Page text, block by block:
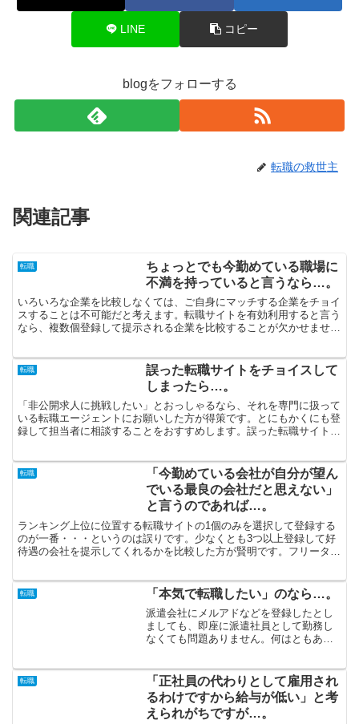
LINE コピー
blogをフォローする
転職の救世主
関連記事
転職
ちょっとでも今勤めている職場に
不満を持っていると言うなら…。
いろいろな企業を比較しなくては、ご自身にマッチする企業をチョイ
スすることは不可能だと考えます。転職サイトを有効利用すると言う
なら、複数個登録して提示される企業を比較することが欠かせませ
転職
誤った転職サイトをチョイスして
しまったら…。
「非公開求人に挑戦したい」とおっしゃるなら、それを専門に扱って
いる転職エージェントにお願いした方が得策です。とにもかくにも登
録して担当者に相談することをおすすめします。誤った転職サイトを
転職
「今勤めている会社が自分が望ん
でいる最良の会社だと思えない」
と言うのであれば…。
ランキング上位に位置する転職サイトの1個のみを選択して登録する
のが一番・・・というのは誤りです。少なくとも3つ以上登録して好
待遇の会社を提示してくれるかを比較した方が賢明です。フリーター
転職 「本気で転職したい」のなら…。
派遣会社にメルアドなどを登録したとし
ましても、即座に派遣社員として勤務し
なくても問題ありません。何はともあれ
定めてください。派遣社員として頑張り
たいなら、派遣会社に登録...
転職
「正社員の代わりとして雇用され
るわけですから給与が低い」と考
えられがちですが…。